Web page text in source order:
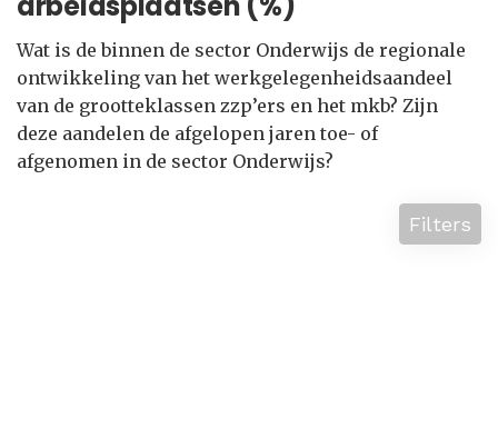
Wat is de binnen de sector Onderwijs de regionale
ontwikkeling van het werkgelegenheidsaandeel
van de grootteklassen zzp’ers en het mkb? Zijn
deze aandelen de afgelopen jaren toe- of
afgenomen in de sector Onderwijs?
Filters